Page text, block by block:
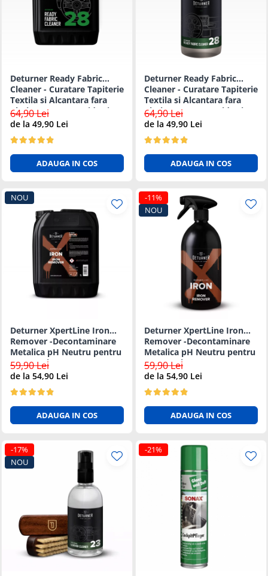
Deturner Ready Fabric
Cleaner - Curatare Tapiterie
Textila si Alcantara fara
Clatire, Uscare Rapida si
Sigura - 5L
64,90 Lei
de la 49,90 Lei
ADAUGA IN COS
Deturner Ready Fabric
Cleaner - Curatare Tapiterie
Textila si Alcantara fara
Clatire, Uscare Rapida si
Sigura - 1L
64,90 Lei
de la 49,90 Lei
ADAUGA IN COS
NOU
Deturner XpertLine Iron
Remover -Decontaminare
Metalica pH Neutru pentru
Vopsea si Jante - 5L
59,90 Lei
de la 54,90 Lei
ADAUGA IN COS
-11%
NOU
Deturner XpertLine Iron
Remover -Decontaminare
Metalica pH Neutru pentru
Vopsea si Jante - 1L
59,90 Lei
de la 54,90 Lei
ADAUGA IN COS
-17%
NOU
-21%